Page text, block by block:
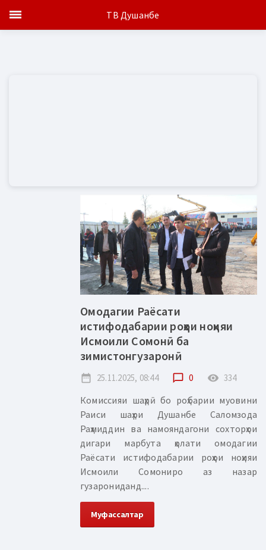
Омодагии Раёсати
истифодабарии роҳҳои ноҳияи
Исмоили Сомонӣ ба
зимистонгузаронӣ
date_range 25.11.2025, 08:44 chat_bubble_outline 0 remove_red_eye 334
Комиссияи шаҳрӣ бо роҳбарии муовини
Раиси шаҳри Душанбе Саломзода
Раҳмиддин ва намояндагони сохторҳои
дигари марбута ҳолати омодагии
Раёсати истифодабарии роҳҳои ноҳияи
Исмоили Сомониро аз назар
гузарониданд....
Муфассалтар
ТВ Душанбе